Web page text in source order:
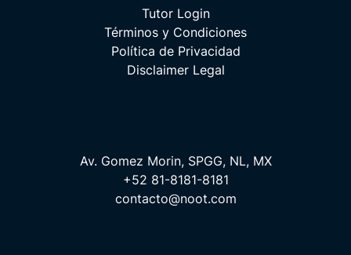
Tutor Login
Términos y Condiciones
Política de Privacidad
Disclaimer Legal
Av. Gomez Morin, SPGG, NL, MX
+52 81-8181-8181
contacto@noot.com